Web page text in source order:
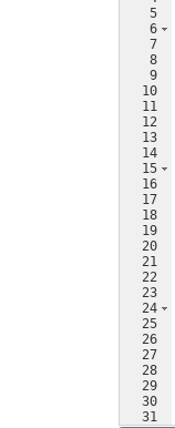
5
6
7
8
9
10
11
12
13
14
15
16
17
18
19
20
21
22
23
24
25
26
27
28
29
30
31